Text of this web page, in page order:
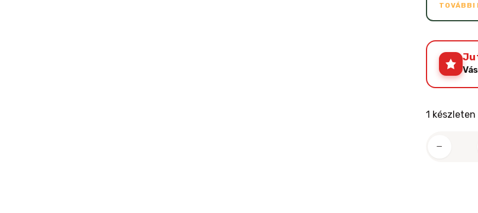
TOVÁBBI
1 készleten